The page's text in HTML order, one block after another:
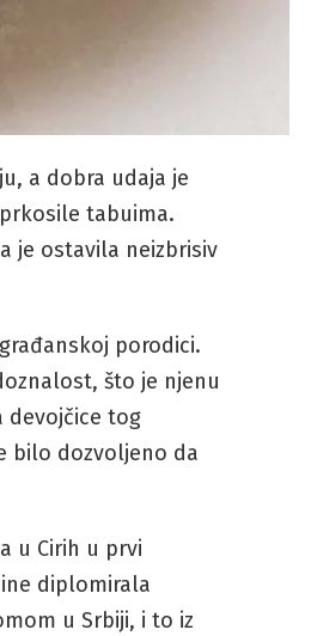
a dobra udaja je
tabuima.
je ostavila neizbrisiv
porodici.
što je njenu
devojčice tog
bilo dozvoljeno da
u Cirih u prvi
diplomirala
u Srbiji, i to iz